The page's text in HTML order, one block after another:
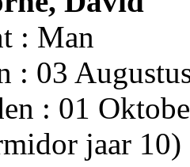
: Man
: 03
: 01
jaar 10)